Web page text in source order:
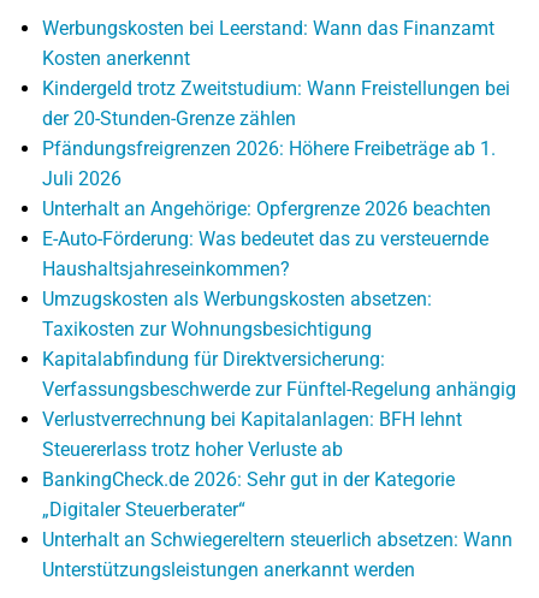
Werbungskosten bei Leerstand: Wann das Finanzamt
Kosten anerkennt
Kindergeld trotz Zweitstudium: Wann Freistellungen bei
der 20-Stunden-Grenze zählen
Pfändungsfreigrenzen 2026: Höhere Freibeträge ab 1.
Juli 2026
Unterhalt an Angehörige: Opfergrenze 2026 beachten
E-Auto-Förderung: Was bedeutet das zu versteuernde
Haushaltsjahreseinkommen?
Umzugskosten als Werbungskosten absetzen:
Taxikosten zur Wohnungsbesichtigung
Kapitalabfindung für Direktversicherung:
Verfassungsbeschwerde zur Fünftel-Regelung anhängig
Verlustverrechnung bei Kapitalanlagen: BFH lehnt
Steuererlass trotz hoher Verluste ab
BankingCheck.de 2026: Sehr gut in der Kategorie
„Digitaler Steuerberater“
Unterhalt an Schwiegereltern steuerlich absetzen: Wann
Unterstützungsleistungen anerkannt werden